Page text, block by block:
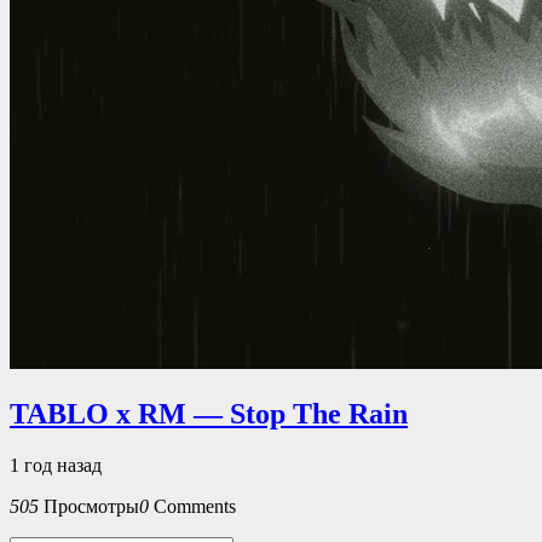
TABLO x RM — Stop The Rain
1 год назад
505 Просмотры0 Comments